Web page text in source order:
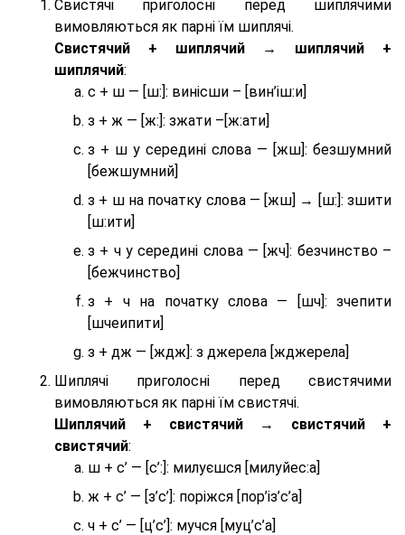
Свистячі приголосні перед шиплячими
вимовляються як парні їм шиплячі.
Cвистячий + шиплячий → шиплячий +
шиплячий:
с + ш — [ш:]: винісши – [вин’іш:и]
з + ж — [ж:]: зжати –[ж:ати]
з + ш у середині слова — [жш]: безшумний
[бежшумний]
з + ш на початку слова — [жш] → [ш:]: зшити
[ш:ити]
з + ч у середині слова — [жч]: безчинство –
[бежчинство]
з + ч на початку слова — [шч]: зчепити
[шчеипити]
з + дж — [ждж]: з джерела [жджерела]
Шиплячі приголосні перед свистячими
вимовляються як парні їм свистячі.
Шиплячий + свистячий → свистячий +
свистячий:
ш + с’ — [с’:]: милуєшся [милуйес:а]
ж + с’ — [з’с’]: поріжся [пор’із’с’а]
ч + с’ — [ц’с’]: мучся [муц’с’а]